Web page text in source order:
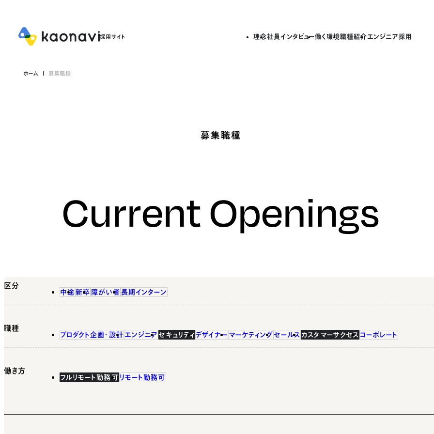
理念社員インタビュー働く環境職種紹介エンジニア採用
ホーム 募集職種
募集職種
Current Openings
区分
中途 新卒 障がい者 長期インターン
職種
プロダクト企画・設計 エンジニア セキュリティ デザイナー マーケティング セールス カスタマーサクセス コーポレート
働き方
フルリモート勤務可 リモート勤務可